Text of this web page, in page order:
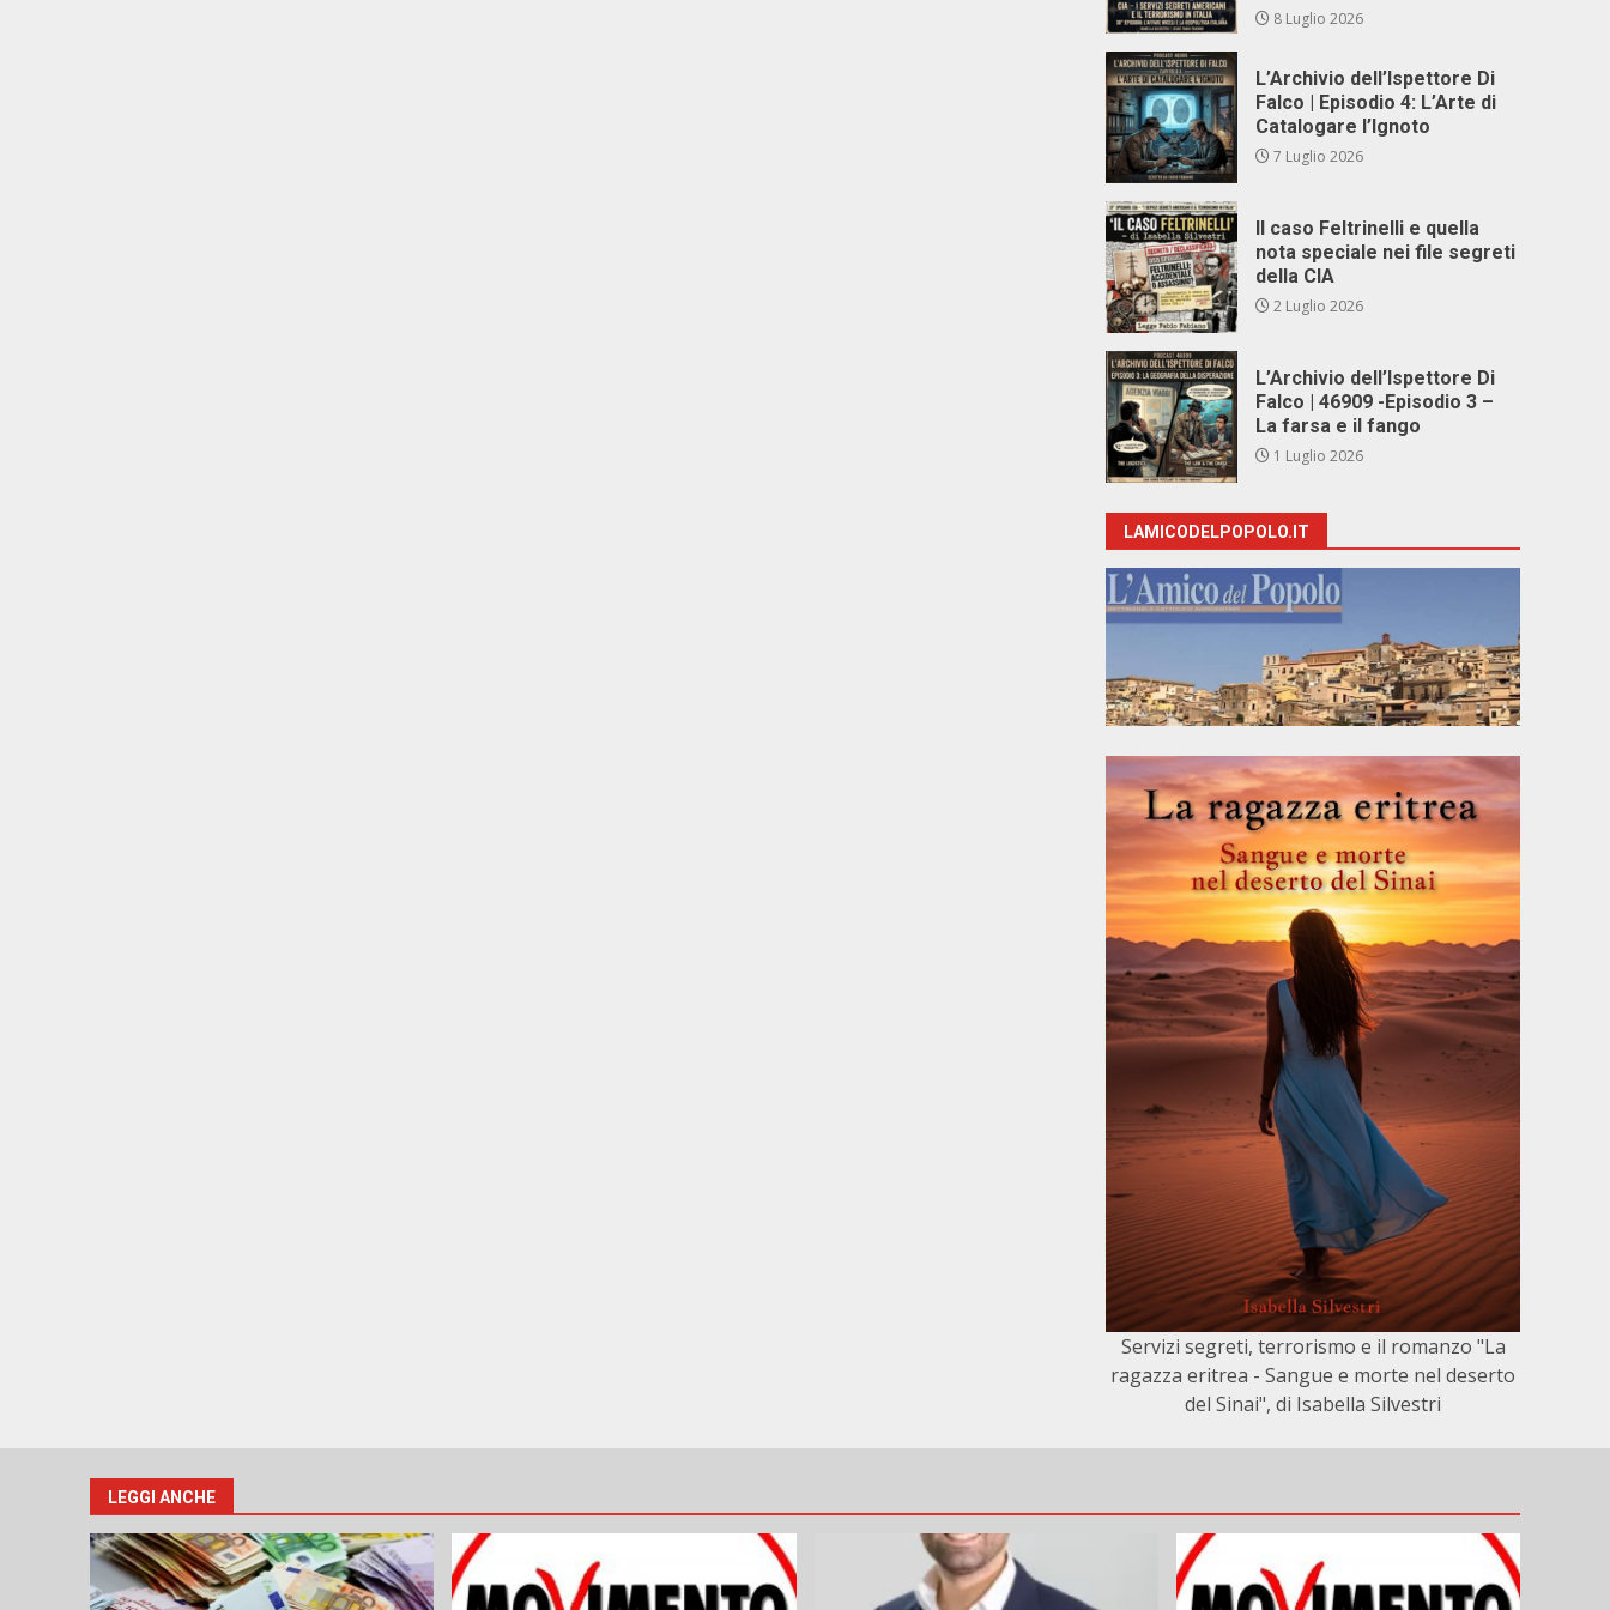
8 Luglio 2026
L’Archivio dell’Ispettore Di
Falco | Episodio 4: L’Arte di
Catalogare l’Ignoto
7 Luglio 2026
Il caso Feltrinelli e quella
nota speciale nei file segreti
della CIA
2 Luglio 2026
L’Archivio dell’Ispettore Di
Falco | 46909 -Episodio 3 –
La farsa e il fango
1 Luglio 2026
LAMICODELPOPOLO.IT
Servizi segreti, terrorismo e il romanzo "La
ragazza eritrea - Sangue e morte nel deserto
del Sinai", di Isabella Silvestri
LEGGI ANCHE